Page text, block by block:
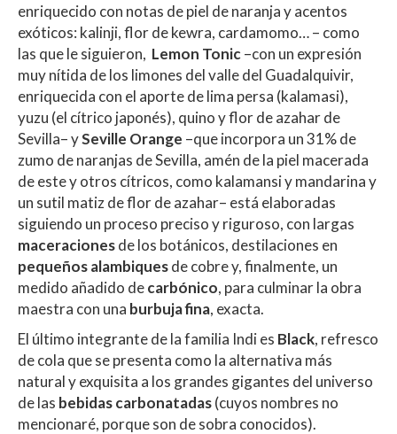
enriquecido con notas de piel de naranja y acentos
exóticos: kalinji, flor de kewra, cardamomo… – como
las que le siguieron, Lemon Tonic–con un expresión
muy nítida de los limones del valle del Guadalquivir,
enriquecida con el aporte de lima persa (kalamasi),
yuzu (el cítrico japonés), quino y flor de azahar de
Sevilla– ySeville Orange –que incorpora un 31% de
zumo de naranjas de Sevilla, amén de la piel macerada
de este y otros cítricos, como kalamansi y mandarina y
un sutil matiz de flor de azahar– está elaboradas
siguiendo un proceso preciso y riguroso, con largas
maceracionesde los botánicos, destilaciones en
pequeños alambiquesde cobre y, finalmente, un
medido añadido decarbónico, para culminar la obra
maestra con una burbuja fina, exacta.
El último integrante de la familia Indi es Black, refresco
de cola que se presenta como la alternativa más
natural y exquisita a los grandes gigantes del universo
de las bebidas carbonatadas(cuyos nombres no
mencionaré, porque son de sobra conocidos).